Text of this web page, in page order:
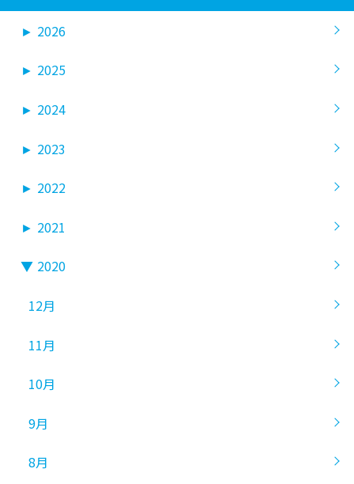
► 2026
► 2025
► 2024
► 2023
► 2022
► 2021
▼ 2020
12月
11月
10月
9月
8月